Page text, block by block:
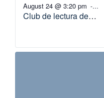
August 24 @ 3:20 pm -
4:20 pm
Club de lectura de